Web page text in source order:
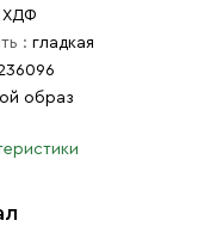
ХДФ
: гладкая
образ